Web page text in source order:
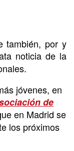
también, por y
noticia de la
jóvenes, en
de
en Madrid se
los próximos